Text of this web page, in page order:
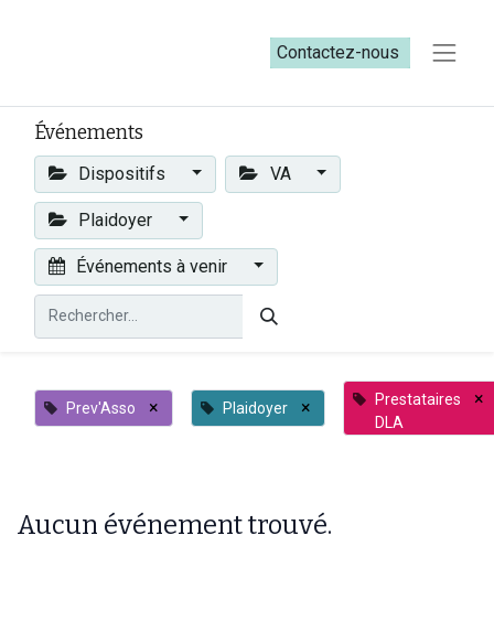
Contactez-nous​​
Événements
Dispositifs VA
Plaidoyer
Événements à venir
Prev'Asso × Plaidoyer ×
Prestataires
DLA
×
Aucun événement trouvé.